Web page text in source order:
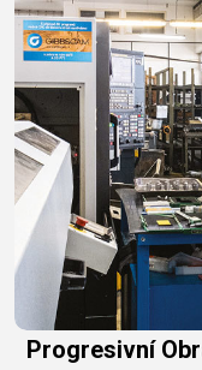
Progresivní